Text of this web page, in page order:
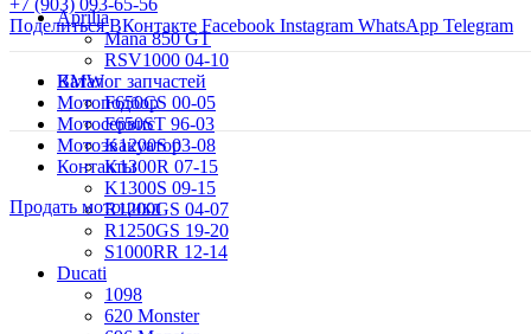
+7 (903) 093-65-56
Поделиться ВКонтакте Facebook Instagram WhatsApp Telegram
Aprilia
Mana 850 GT
RSV1000 04-10
BMW
F650CS 00-05
F650ST 96-03
K1200S 03-08
K1300R 07-15
K1300S 09-15
R1200GS 04-07
R1250GS 19-20
S1000RR 12-14
Ducati
1098
620 Monster
Каталог запчастей
Мотоподбор
Мотосервис
Мотоэвакуатор
Контакты
Продать мотоцикл